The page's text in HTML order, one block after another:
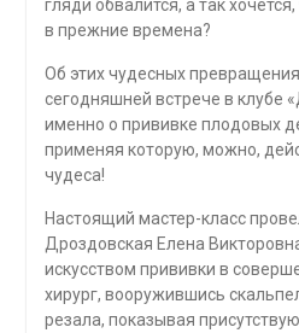
гляди обвалится, а так
в прежние времена?
Об этих чудесных
сегодняшней встрече в клубе
именно о прививке плодовых
применяя которую, можно,
чудеса!
Настоящий мастер-класс
Дроздовская Елена
искусством прививки в
хирург, вооружившись
резала, показывая